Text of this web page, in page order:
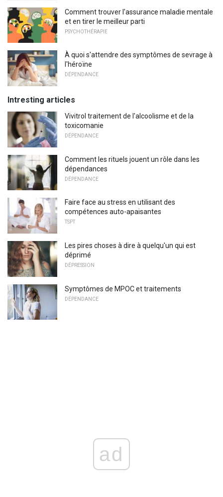
Comment trouver l'assurance maladie mentale
et en tirer le meilleur parti
PSYCHOTHÉRAPIE
À quoi s'attendre des symptômes de sevrage à
l'héroïne
DÉPENDANCE
Intresting articles
Vivitrol traitement de l'alcoolisme et de la
toxicomanie
DÉPENDANCE
Comment les rituels jouent un rôle dans les
dépendances
DÉPENDANCE
Faire face au stress en utilisant des
compétences auto-apaisantes
TSPT
Les pires choses à dire à quelqu'un qui est
déprimé
DÉPRESSION
Symptômes de MPOC et traitements
DÉPENDANCE
ad